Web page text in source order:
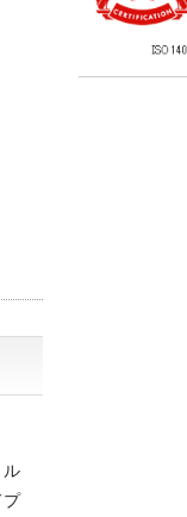
ル
プ